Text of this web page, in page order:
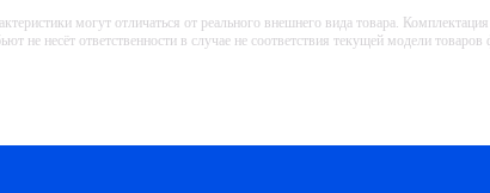
могут отличаться от реального внешнего вида товара.
не несёт ответственности в случае не соответствия текущей модели